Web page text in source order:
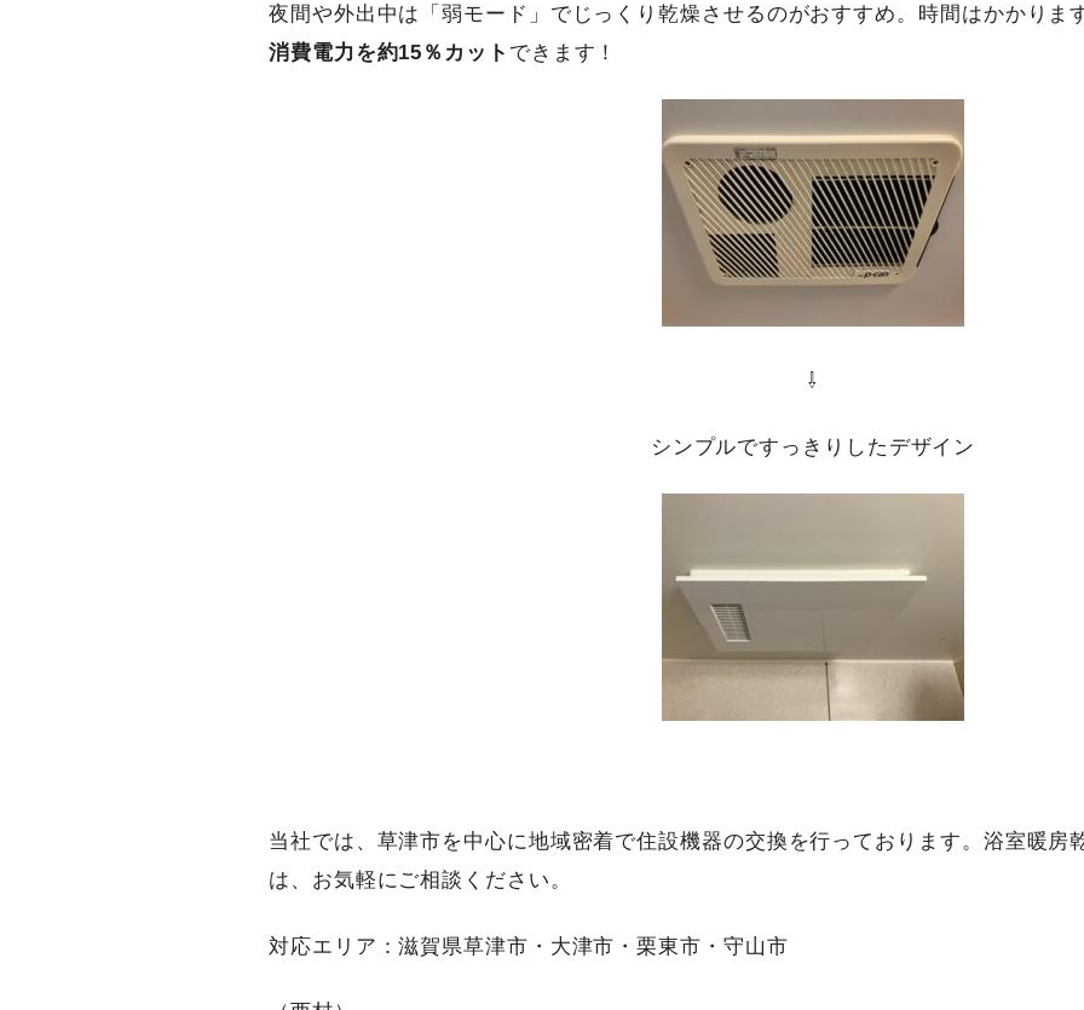
夜間や外出中は「弱モード」でじっくり乾燥させるのがおすすめ。時間はかかりま
消費電力を約15 ％カット できます！
⇩
シンプルですっきりしたデザイン
当社では、草津市を中心に地域密着で住設機器の交換を行っております。浴室暖房
は、お気軽にご相談ください。
対応エリア：滋賀県草津市・大津市・栗東市・守山市